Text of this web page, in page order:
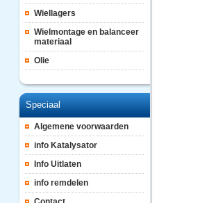
Wiellagers
Wielmontage en balanceer
materiaal
Olie
Speciaal
Algemene voorwaarden
info Katalysator
Info Uitlaten
info remdelen